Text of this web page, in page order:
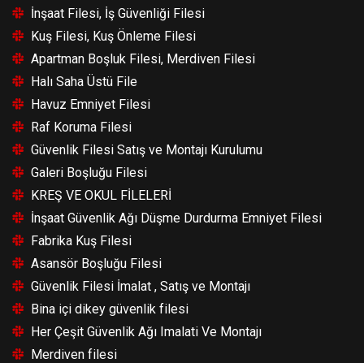
İnşaat Filesi, İş Güvenliği Filesi
Kuş Filesi, Kuş Önleme Filesi
Apartman Boşluk Filesi, Merdiven Filesi
Halı Saha Üstü File
Havuz Emniyet Filesi
Raf Koruma Filesi
Güvenlik Filesi Satış ve Montajı Kurulumu
Galeri Boşluğu Filesi
KREŞ VE OKUL FİLELERİ
İnşaat Güvenlik Ağı Düşme Durdurma Emniyet Filesi
Fabrika Kuş Filesi
Asansör Boşluğu Filesi
Güvenlik Filesi İmalat , Satış ve Montajı
Bina içi dikey güvenlik filesi
Her Çeşit Güvenlik Ağı Imalati Ve Montajı
Merdiven filesi